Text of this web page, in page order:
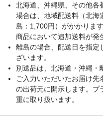
北海道、沖縄県、その他各
場合は、地域配送料（北海
島：1,700円）がかかりま
商品において追加送料が発
離島の場合、配送日を指定
ざいます。
別送品は、北海道・沖縄・
ご入力いただいたお届け
の出荷元に開示します。プ
重に取り扱います。